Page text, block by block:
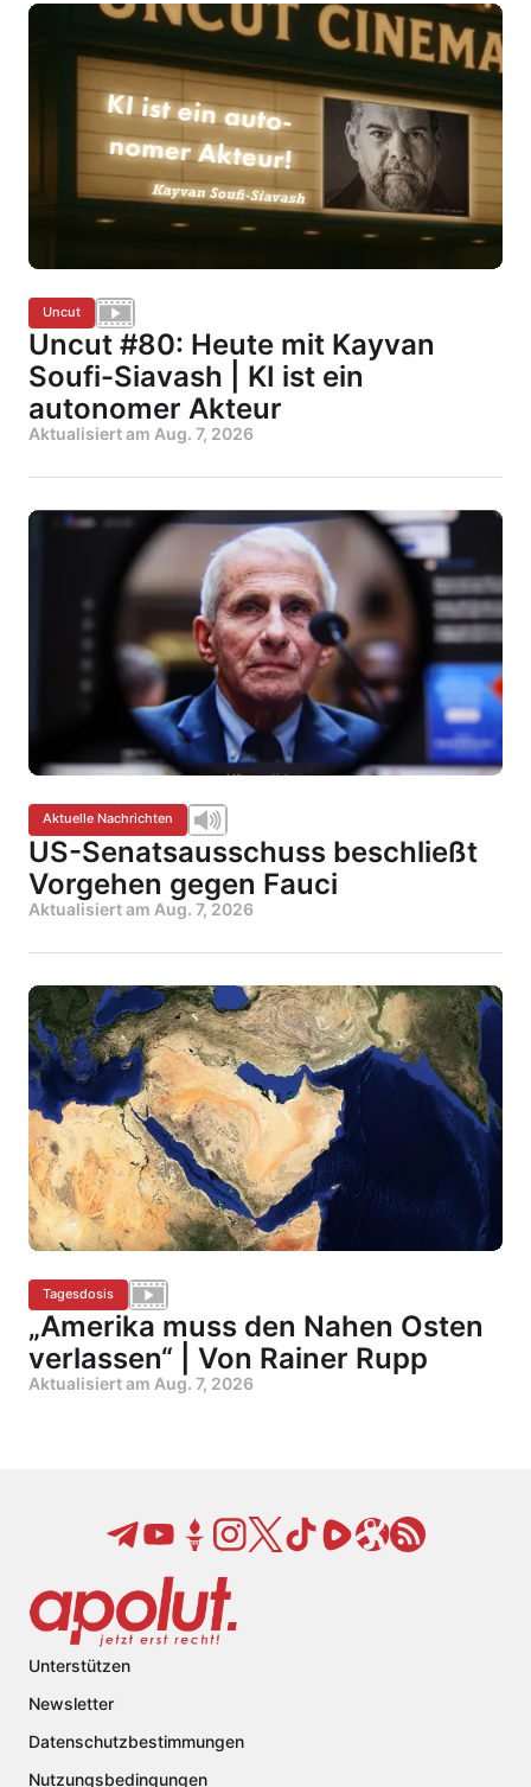
Uncut
Uncut #80: Heute mit Kayvan
Soufi-Siavash | KI ist ein
autonomer Akteur
Aktualisiert am Aug. 7, 2026
Aktuelle Nachrichten
US-Senatsausschuss beschließt
Vorgehen gegen Fauci
Aktualisiert am Aug. 7, 2026
Tagesdosis
„Amerika muss den Nahen Osten
verlassen“ | Von Rainer Rupp
Aktualisiert am Aug. 7, 2026
Unterstützen
Newsletter
Datenschutzbestimmungen
Nutzungsbedingungen